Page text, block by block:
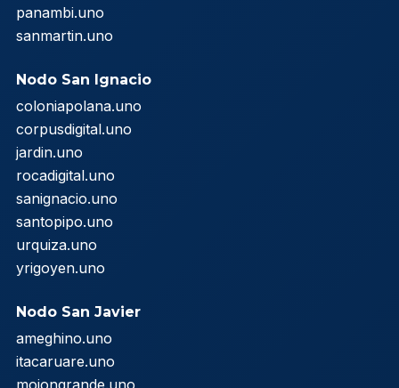
panambi.uno
sanmartin.uno
Nodo San Ignacio
coloniapolana.uno
corpusdigital.uno
jardin.uno
rocadigital.uno
sanignacio.uno
santopipo.uno
urquiza.uno
yrigoyen.uno
Nodo San Javier
ameghino.uno
itacaruare.uno
mojongrande.uno